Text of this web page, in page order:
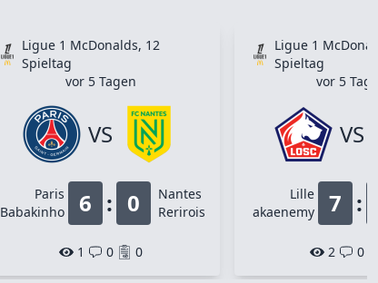
Ligue 1 McDonalds, 12
Spieltag
vor 5 Tagen
VS
Paris
Babakinho
6 : 0
Nantes
Rerirois
1 0 0
Ligue 1
Spieltag
vor 5
VS
Lille
akaenemy
7 :
2 0